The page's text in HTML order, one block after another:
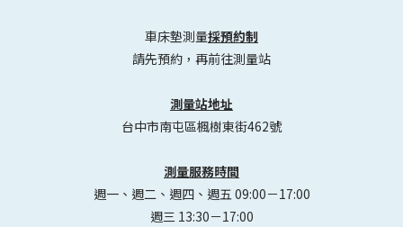
車床墊測量採預約制
請先預約，再前往測量站
測量站地址
台中市南屯區楓樹東街462號
測量服務時間
週一、週二、週四、週五 09:00－17:00
週三 13:30－17:00